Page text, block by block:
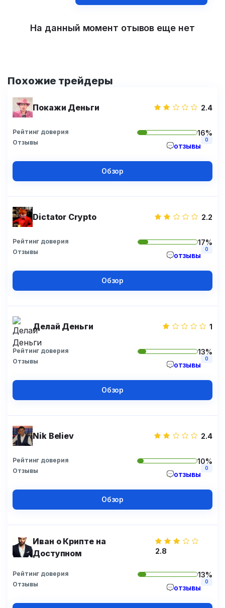
На данный момент отывов еще нет
Похожие трейдеры
Покажи Деньги 2.4
Рейтинг доверия 16%
Отзывы отзывы
0
Обзор
Dictator Crypto 2.2
Рейтинг доверия 17%
Отзывы отзывы
0
Обзор
Делай Деньги 1
Рейтинг доверия 13%
Отзывы отзывы
0
Обзор
Nik Believ 2.4
Рейтинг доверия 10%
Отзывы отзывы
0
Обзор
Иван о Крипте на
Доступном
2.8
Рейтинг доверия 13%
Отзывы отзывы
0